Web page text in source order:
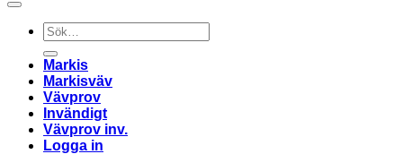
Sök
efter:
Markis
Markisväv
Vävprov
Invändigt
Vävprov inv.
Logga in